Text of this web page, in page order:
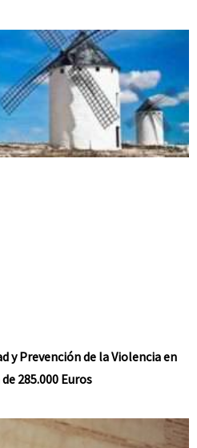
y Prevención de la Violencia en
285.000 Euros